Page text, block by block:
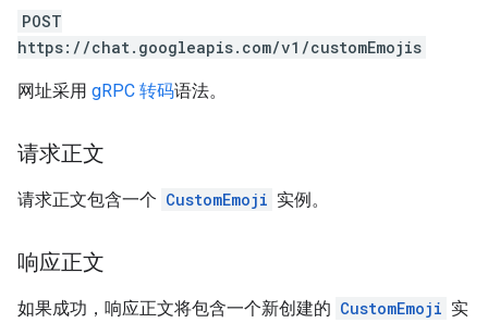
POST
https://chat.googleapis.com/v1/customEmojis
网址采用 gRPC 转码语法。
请求正文
请求正文包含一个 CustomEmoji 实例。
响应正文
如果成功，响应正文将包含一个新创建的 CustomEmoji 实